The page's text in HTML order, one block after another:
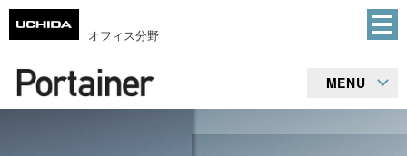
オフィス分野
MENU